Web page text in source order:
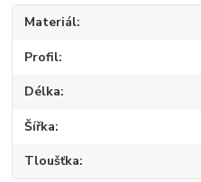
Materiál
Profil
Délka
Šířka
Tloušťka